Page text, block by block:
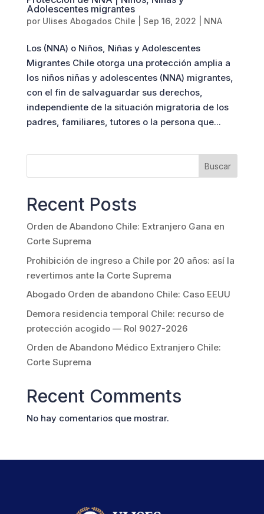
Adolescentes migrantes
por Ulises Abogados Chile Sep 16, 2022 NNA
Los (NNA) o Niños, Niñas y Adolescentes
Migrantes Chile otorga una protección amplia a
los niños niñas y adolescentes (NNA) migrantes,
con el fin de salvaguardar sus derechos,
independiente de la situación migratoria de los
padres, familiares, tutores o la persona que...
Buscar
Recent Posts
Orden de Abandono Chile: Extranjero Gana en
Corte Suprema
Prohibición de ingreso a Chile por 20 años: así la
revertimos ante la Corte Suprema
Abogado Orden de abandono Chile: Caso EEUU
Demora residencia temporal Chile: recurso de
protección acogido — Rol 9027-2026
Orden de Abandono Médico Extranjero Chile:
Corte Suprema
Recent Comments
No hay comentarios que mostrar.